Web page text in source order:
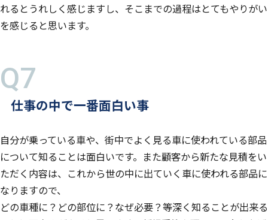
れるとうれしく感じますし、そこまでの過程はとてもやりがい
を感じると思います。
仕事の中で一番面白い事
自分が乗っている車や、街中でよく見る車に使われている部品
について知ることは面白いです。また顧客から新たな見積をい
ただく内容は、これから世の中に出ていく車に使われる部品に
なりますので、
どの車種に？どの部位に？なぜ必要？等深く知ることが出来る